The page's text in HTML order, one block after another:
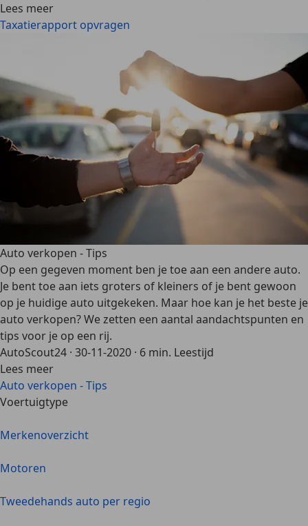
Lees meer
Taxatierapport opvragen
Auto verkopen - Tips
Op een gegeven moment ben je toe aan een andere auto.
Je bent toe aan iets groters of kleiners of je bent gewoon
op je huidige auto uitgekeken. Maar hoe kan je het beste je
auto verkopen? We zetten een aantal aandachtspunten en
tips voor je op een rij.
AutoScout24 · 30-11-2020 · 6 min. Leestijd
Lees meer
Auto verkopen - Tips
Voertuigtype
Merkenoverzicht
Motoren
Tweedehands auto per regio